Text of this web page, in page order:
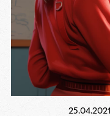
25.04.2021